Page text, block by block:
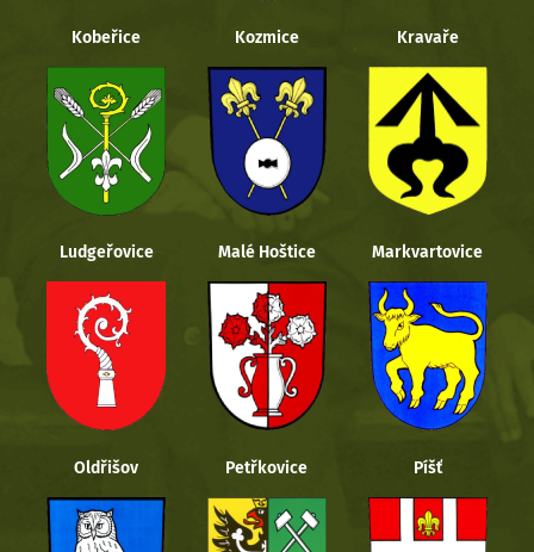
Kobeřice Kozmice Kravaře
Ludgeřovice Malé Hoštice Markvartovice
Oldřišov Petřkovice Píšť